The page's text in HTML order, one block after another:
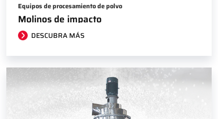
Equipos de procesamiento de polvo
Molinos de impacto
DESCUBRA MÁS